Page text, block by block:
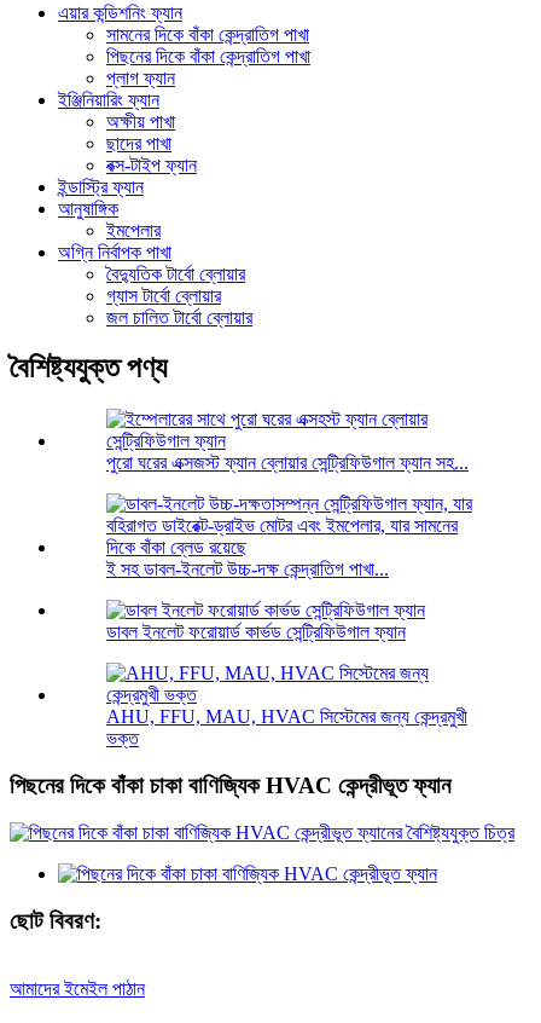
এয়ার কন্ডিশনিং ফ্যান
সামনের দিকে বাঁকা কেন্দ্রাতিগ পাখা
পিছনের দিকে বাঁকা কেন্দ্রাতিগ পাখা
প্লাগ ফ্যান
ইঞ্জিনিয়ারিং ফ্যান
অক্ষীয় পাখা
ছাদের পাখা
বক্স-টাইপ ফ্যান
ইন্ডাস্ট্রি ফ্যান
আনুষাঙ্গিক
ইমপেলার
অগ্নি নির্বাপক পাখা
বৈদ্যুতিক টার্বো ব্লোয়ার
গ্যাস টার্বো ব্লোয়ার
জল চালিত টার্বো ব্লোয়ার
বৈশিষ্ট্যযুক্ত পণ্য
পুরো ঘরের এক্সজস্ট ফ্যান ব্লোয়ার সেন্ট্রিফিউগাল ফ্যান সহ...
ই সহ ডাবল-ইনলেট উচ্চ-দক্ষ কেন্দ্রাতিগ পাখা...
ডাবল ইনলেট ফরোয়ার্ড কার্ভড সেন্ট্রিফিউগাল ফ্যান
AHU, FFU, MAU, HVAC সিস্টেমের জন্য কেন্দ্রমুখী
ভক্ত
পিছনের দিকে বাঁকা চাকা বাণিজ্যিক HVAC কেন্দ্রীভূত ফ্যান
ছোট বিবরণ:
আমাদের ইমেইল পাঠান